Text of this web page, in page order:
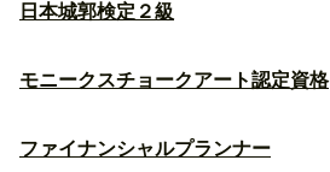
日本城郭検定２級
モニークスチョークアート認定資格
ファイナンシャルプランナー